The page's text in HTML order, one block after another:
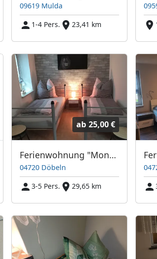
09619 Mulda
1-4 Pers.
23,41 km
ab 25,00 €
Ferien­wohnung "Monti" am Biberdamm
04720 Döbeln
3-5 Pers.
29,65 km